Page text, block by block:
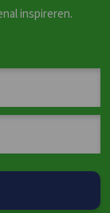
inspireren.